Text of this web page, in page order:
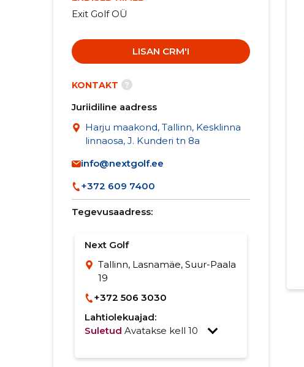
Exit Golf OÜ
LISAN CRM'I
KONTAKT ?
Juriidiline aadress
Harju maakond, Tallinn, Kesklinna
linnaosa, J. Kunderi tn 8a
info@nextgolf.ee
+372 609 7400
Tegevusaadress:
Next Golf
Tallinn, Lasnamäe, Suur-Paala
19
+372 506 3030
Lahtiolekuajad:
Suletud Avatakse kell 10